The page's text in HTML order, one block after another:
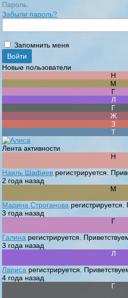
Пароль:
Забыли пароль?
Запомнить меня
Новые пользователи
Лента активности
Наиль Шафиев регистрируется.
2 года назад
Марина Строганова
3 года назад
Галина регистрируется.
3 года назад
Лариса регистрируется.
4 года назад